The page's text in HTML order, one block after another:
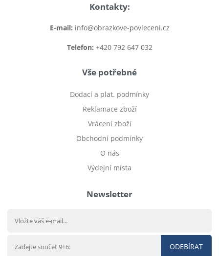
Kontakty:
E-mail: info@obrazkove-povleceni.cz
Telefon: +420 792 647 032
Vše potřebné
Dodací a plat. podmínky
Reklamace zboží
Vrácení zboží
Obchodní podmínky
O nás
Výdejní místa
Newsletter
ODEBÍRAT